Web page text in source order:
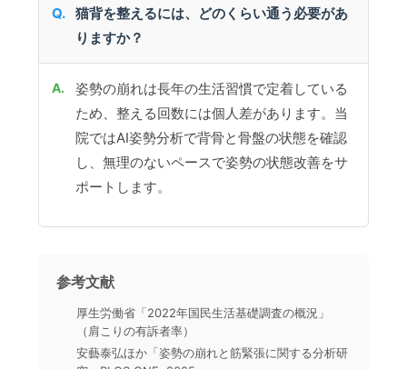
猫背を整えるには、どのくらい通う必要があ
りますか？
姿勢の崩れは長年の生活習慣で定着している
ため、整える回数には個人差があります。当
院ではAI姿勢分析で背骨と骨盤の状態を確認
し、無理のないペースで姿勢の状態改善をサ
ポートします。
参考文献
厚生労働省「2022年国民生活基礎調査の概況」
（肩こりの有訴者率）
安藝泰弘ほか「姿勢の崩れと筋緊張に関する分析研